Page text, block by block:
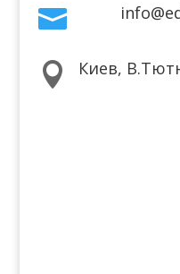

 Киев,